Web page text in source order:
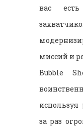
вас
миссий и
Bubble
за раз